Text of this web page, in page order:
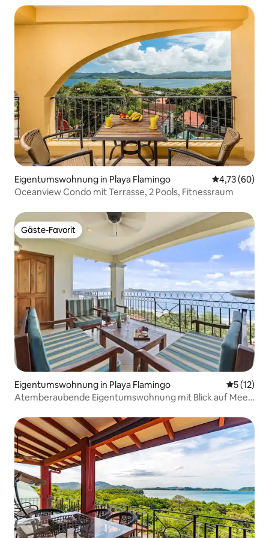
Eigentumswohnung in Playa Flamingo
4,73 (60)
Oceanview Condo mit Terrasse, 2 Pools, Fitnessraum
Gäste-Favorit
Gäste-Favorit
Eigentumswohnung in Playa Flamingo
5 (12)
Atemberaubende Eigentumswohnung mit Blick auf Meer,